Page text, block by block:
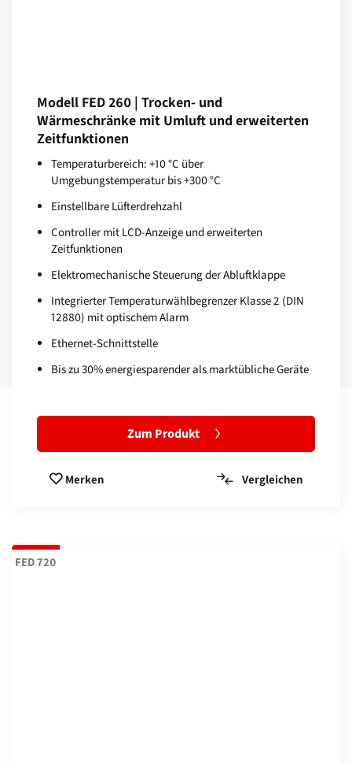
Modell FED 260 | Trocken- und
Wärmeschränke mit Umluft und erweiterten
Zeitfunktionen
Temperaturbereich: +10 °C über
Umgebungstemperatur bis +300 °C
Einstellbare Lüfterdrehzahl
Controller mit LCD-Anzeige und erweiterten
Zeitfunktionen
Elektromechanische Steuerung der Abluftklappe
Integrierter Temperaturwählbegrenzer Klasse 2 (DIN
12880) mit optischem Alarm
Ethernet-Schnittstelle
Bis zu 30% energiesparender als marktübliche Geräte
Zum Produkt
Merken Vergleichen
FED 720